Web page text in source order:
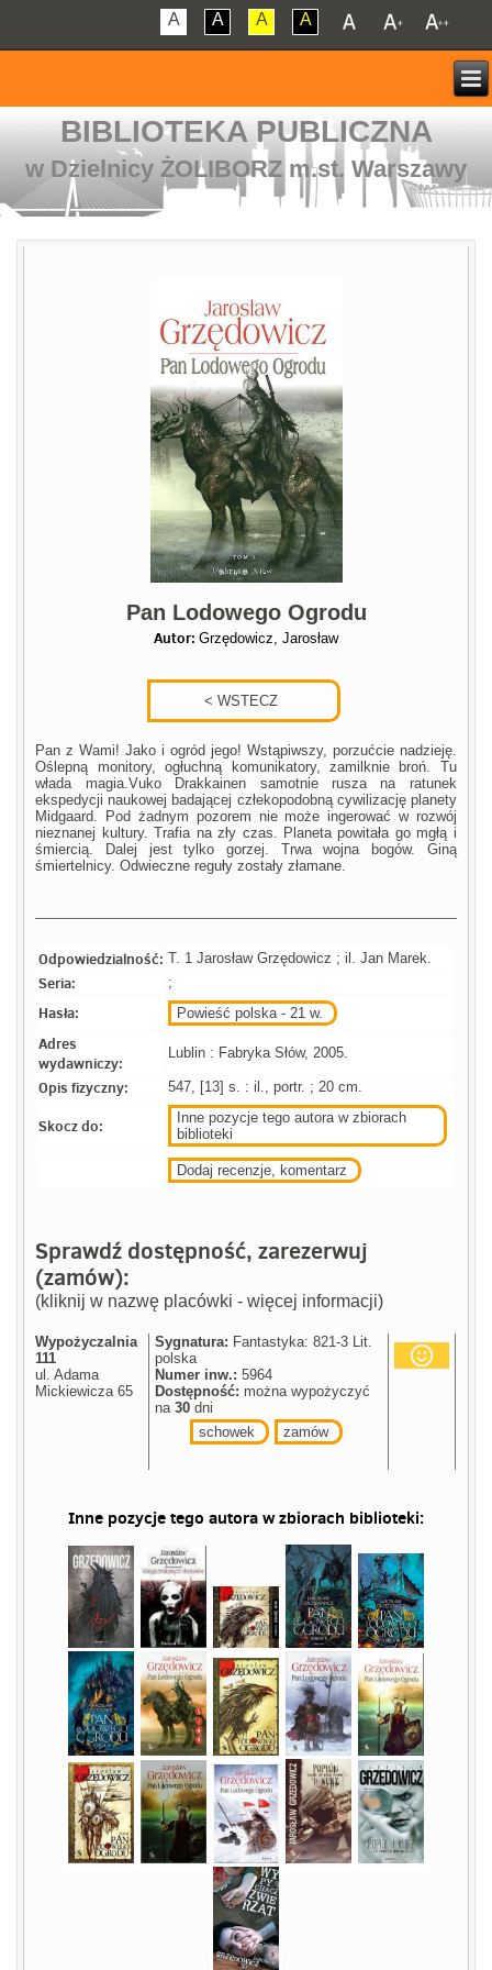
A A A A
BIBLIOTEKA PUBLICZNA
w Dzielnicy ŻOLIBORZ m.st. Warszawy
Pan Lodowego Ogrodu
Autor: Grzędowicz, Jarosław
Pan z Wami! Jako i ogród jego! Wstąpiwszy, porzućcie nadzieję.
Oślepną monitory, ogłuchną komunikatory, zamilknie broń. Tu
włada magia.Vuko Drakkainen samotnie rusza na ratunek
ekspedycji naukowej badającej człekopodobną cywilizację planety
Midgaard. Pod żadnym pozorem nie może ingerować w rozwój
nieznanej kultury. Trafia na zły czas. Planeta powitała go mgłą i
śmiercią. Dalej jest tylko gorzej. Trwa wojna bogów. Giną
śmiertelnicy. Odwieczne reguły zostały złamane.
Odpowiedzialność: T. 1 Jarosław Grzędowicz ; il. Jan Marek.
Seria: ;
Hasła: Powieść polska - 21 w.
Adres
wydawniczy:
Lublin : Fabryka Słów, 2005.
Opis fizyczny: 547, [13] s. : il., portr. ; 20 cm.
Skocz do:
Inne pozycje tego autora w zbiorach
biblioteki
Dodaj recenzje, komentarz
Sprawdź dostępność, zarezerwuj
(zamów):
(kliknij w nazwę placówki - więcej informacji)
Wypożyczalnia
111
ul. Adama
Mickiewicza 65
Sygnatura: Fantastyka: 821-3 Lit.
polska
Numer inw.: 5964
Dostępność: można wypożyczyć
na30 dni
schowek
zamów
Inne pozycje tego autora w zbiorach biblioteki: